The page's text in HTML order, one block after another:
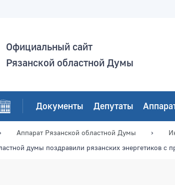
Официальный сайт
Рязанской областной Думы
Документы Депутаты
Аппарат Рязанской областной Думы
думы поздравили рязанских энергетиков